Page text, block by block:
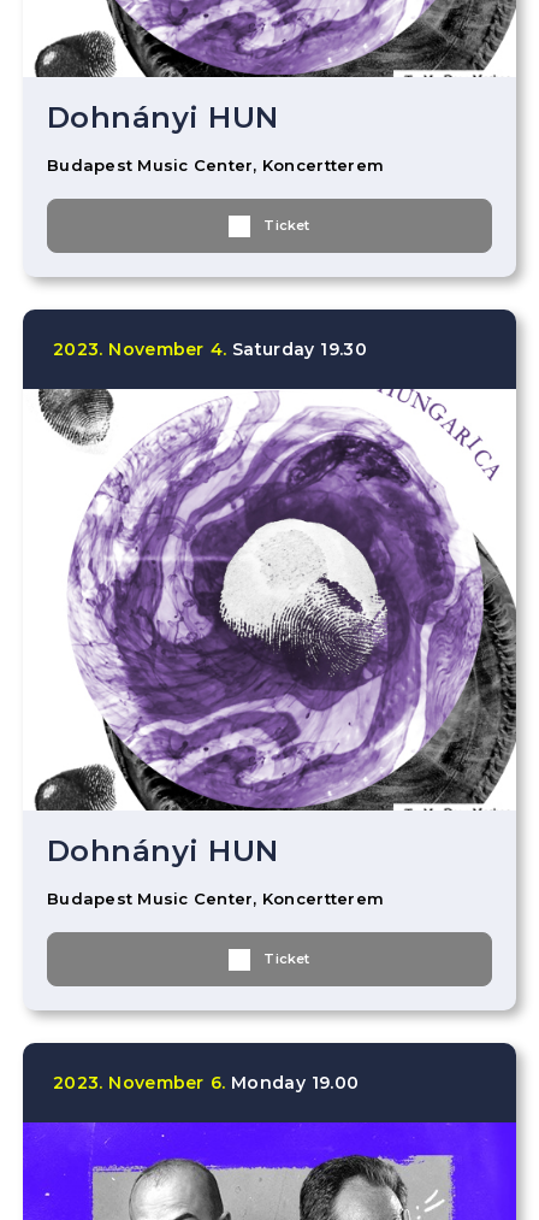
Dohnányi HUN
Budapest Music Center, Koncertterem
Ticket
2023. November 4. Saturday 19.30
Dohnányi HUN
Budapest Music Center, Koncertterem
Ticket
2023. November 6. Monday 19.00